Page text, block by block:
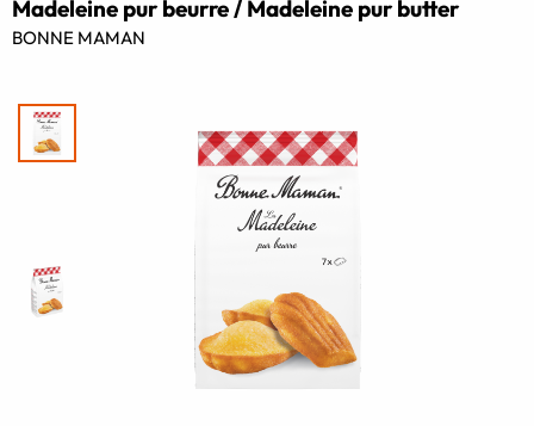
CONSEILS ET RECETTES DE CHEFS
ACTUALITÉS
LES CHEFS CRÉATIFS
Madeleine pur beurre / Madeleine pur butter
BONNE MAMAN